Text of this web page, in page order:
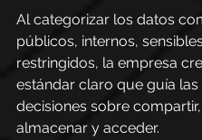
Al categorizar los datos
públicos, internos,
restringidos, la empresa
estándar claro que guía las
decisiones sobre compartir,
almacenar y acceder.